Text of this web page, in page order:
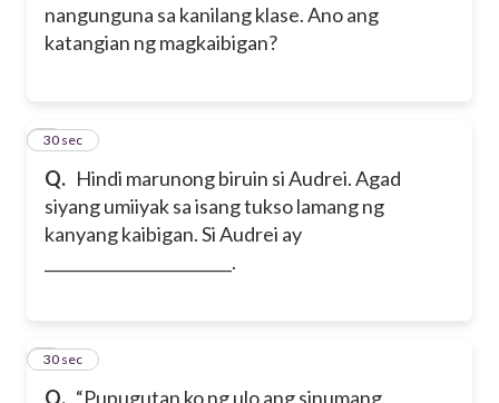
nangunguna sa kanilang klase. Ano ang
katangian ng magkaibigan?
Q. Hindi marunong biruin si Audrei. Agad
siyang umiiyak sa isang tukso lamang ng
kanyang kaibigan. Si Audrei ay
________________________.
4
30 sec
Q. “Pupugutan ko ng ulo ang sinumang
5
30 sec